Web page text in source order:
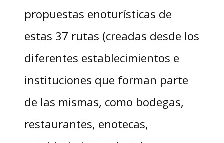
propuestas enoturísticas de
estas 37 rutas (creadas desde los
diferentes establecimientos e
instituciones que forman parte
de las mismas, como bodegas,
restaurantes, enotecas,